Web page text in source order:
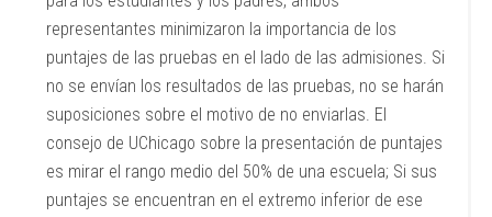
representantes minimizaron la importancia de los
puntajes de las pruebas en el lado de las admisiones. Si
no se envían los resultados de las pruebas, no se harán
suposiciones sobre el motivo de no enviarlas. El
consejo de UChicago sobre la presentación de puntajes
es mirar el rango medio del 50% de una escuela; Si sus
puntajes se encuentran en el extremo inferior de ese